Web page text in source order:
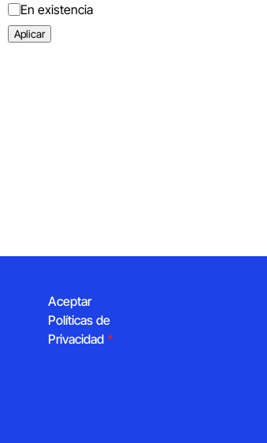
Estado
En existencia
Aplicar
Aceptar
Políticas de
Privacidad *